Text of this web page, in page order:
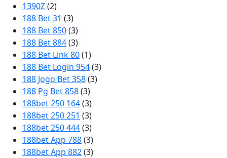
1390Z(2)
188 Bet 31 (3)
188 Bet 850(3)
188 Bet 884(3)
188 Bet Link 80(1)
188 Bet Login 954(3)
188 Jogo Bet 358(3)
188 Pg Bet 858(3)
188bet 250 164(3)
188bet 250 251 (3)
188bet 250 444(3)
188bet App 788(3)
188bet App 882(3)